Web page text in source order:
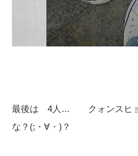
最後は 4人… クォンスヒョ
な？(;・∀・)？